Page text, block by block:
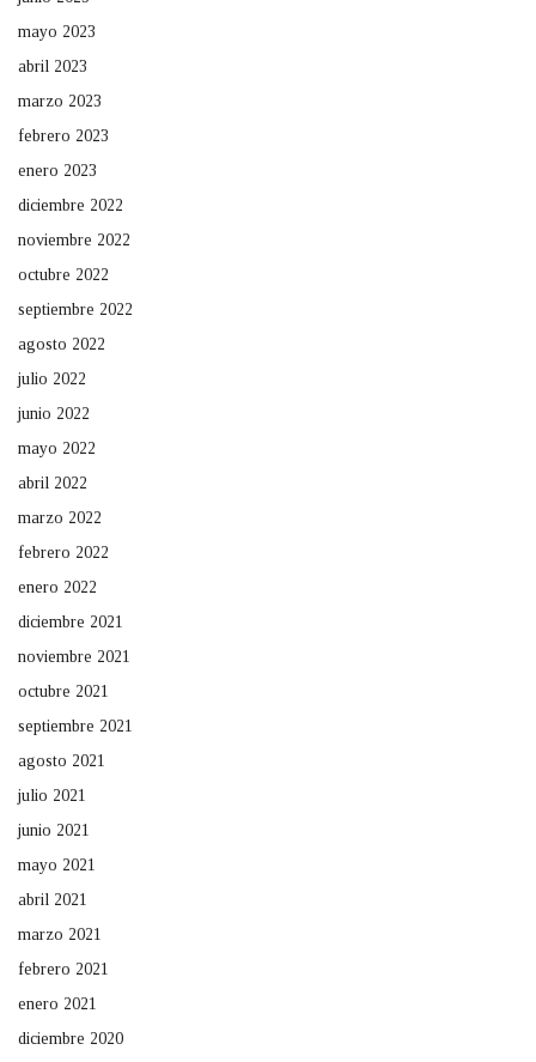
mayo 2023
abril 2023
marzo 2023
febrero 2023
enero 2023
diciembre 2022
noviembre 2022
octubre 2022
septiembre 2022
agosto 2022
julio 2022
junio 2022
mayo 2022
abril 2022
marzo 2022
febrero 2022
enero 2022
diciembre 2021
noviembre 2021
octubre 2021
septiembre 2021
agosto 2021
julio 2021
junio 2021
mayo 2021
abril 2021
marzo 2021
febrero 2021
enero 2021
diciembre 2020